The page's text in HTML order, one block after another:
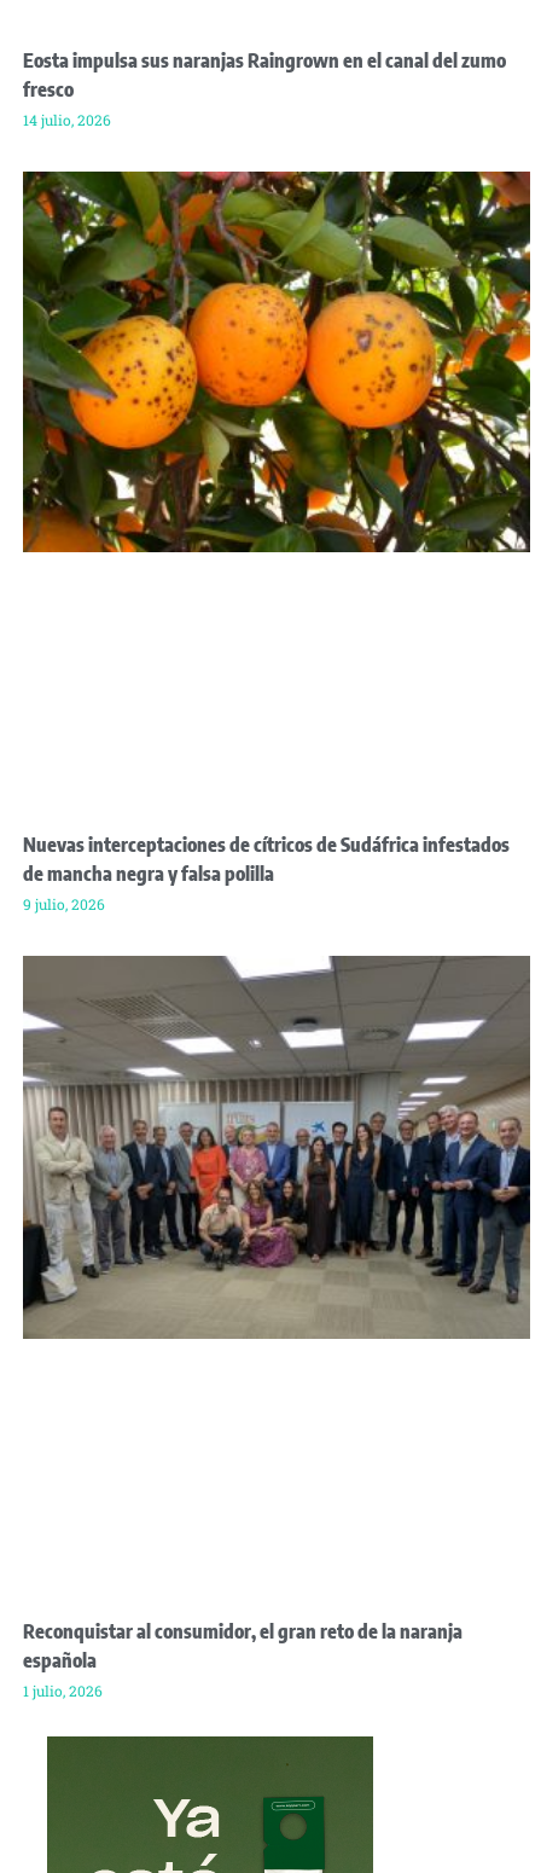
Eosta impulsa sus naranjas Raingrown en el canal del zumo
fresco
14 julio, 2026
Nuevas interceptaciones de cítricos de Sudáfrica infestados
de mancha negra y falsa polilla
9 julio, 2026
Reconquistar al consumidor, el gran reto de la naranja
española
1 julio, 2026